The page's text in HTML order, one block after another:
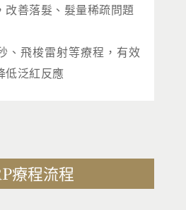
改善落髮、髮量稀疏問題
、飛梭雷射等療程，有效
低泛紅反應
療程流程